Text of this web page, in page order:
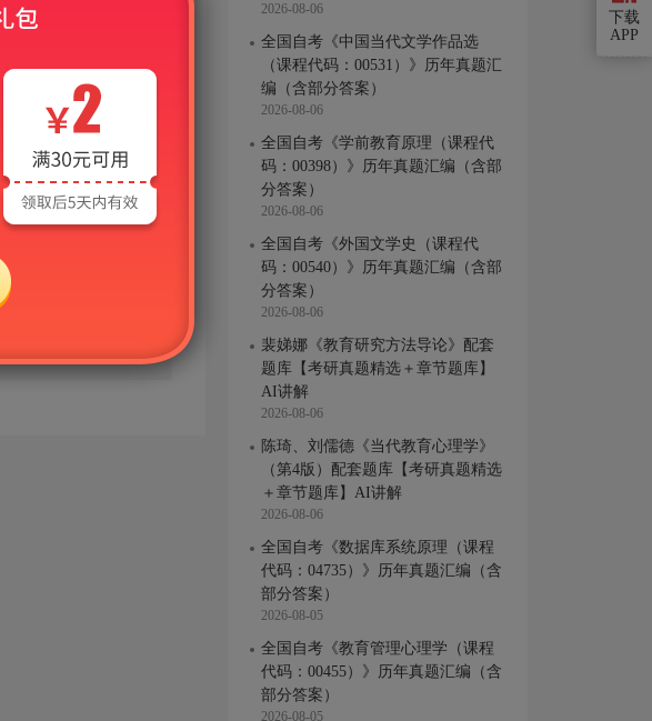
2026-08-06
全国自考《中国当代文学作品选
（课程代码：00531）》历年真题汇
编（含部分答案）
2026-08-06
全国自考《学前教育原理（课程代
码：00398）》历年真题汇编（含部
分答案）
2026-08-06
全国自考《外国文学史（课程代
码：00540）》历年真题汇编（含部
分答案）
2026-08-06
裴娣娜《教育研究方法导论》配套
题库【考研真题精选＋章节题库】
AI讲解
2026-08-06
陈琦、刘儒德《当代教育心理学》
（第4版）配套题库【考研真题精选
＋章节题库】AI讲解
2026-08-06
全国自考《数据库系统原理（课程
代码：04735）》历年真题汇编（含
部分答案）
2026-08-05
全国自考《教育管理心理学（课程
代码：00455）》历年真题汇编（含
部分答案）
2026-08-05
下载
APP